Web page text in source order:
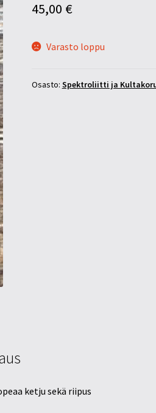
45,00 €
Varasto loppu
Osasto: Spektroliitti ja
ketju sekä riipus